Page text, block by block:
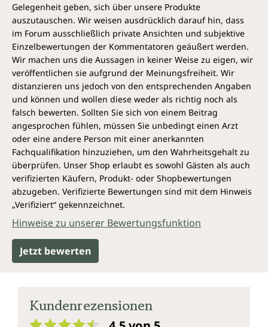
Gelegenheit geben, sich über unsere Produkte
auszutauschen. Wir weisen ausdrücklich darauf hin, dass
im Forum ausschließlich private Ansichten und subjektive
Einzelbewertungen der Kommentatoren geäußert werden.
Wir machen uns die Aussagen in keiner Weise zu eigen, wir
veröffentlichen sie aufgrund der Meinungsfreiheit. Wir
distanzieren uns jedoch von den entsprechenden Angaben
und können und wollen diese weder als richtig noch als
falsch bewerten. Sollten Sie sich von einem Beitrag
angesprochen fühlen, müssen Sie unbedingt einen Arzt
oder eine andere Person mit einer anerkannten
Fachqualifikation hinzuziehen, um den Wahrheitsgehalt zu
überprüfen. Unser Shop erlaubt es sowohl Gästen als auch
verifizierten Käufern, Produkt- oder Shopbewertungen
abzugeben. Verifizierte Bewertungen sind mit dem Hinweis
„Verifiziert“ gekennzeichnet.
Hinweise zu unserer Bewertungsfunktion
Jetzt bewerten
Kundenrezensionen